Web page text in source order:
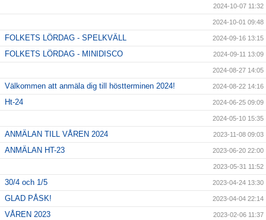
2024-10-07 11:32
2024-10-01 09:48
FOLKETS LÖRDAG - SPELKVÄLL 2024-09-16 13:15
FOLKETS LÖRDAG - MINIDISCO 2024-09-11 13:09
2024-08-27 14:05
Välkommen att anmäla dig till höstterminen 2024! 2024-08-22 14:16
Ht-24 2024-06-25 09:09
2024-05-10 15:35
ANMÄLAN TILL VÅREN 2024 2023-11-08 09:03
ANMÄLAN HT-23 2023-06-20 22:00
2023-05-31 11:52
30/4 och 1/5 2023-04-24 13:30
GLAD PÅSK! 2023-04-04 22:14
VÅREN 2023 2023-02-06 11:37